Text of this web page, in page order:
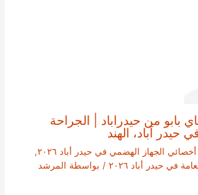
بابو من حيدراباد | الجراحة
حيدر آباد، الهند
الجهاز الهضمي في حيدر أباد ٢٠٢٦
,
في حيدر أباد ٢٠٢٦
/ بواسطة المرشد